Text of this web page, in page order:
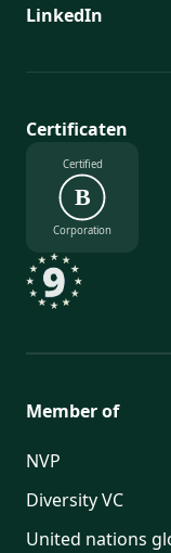
LinkedIn
Certificaten
Certified
B
Corporation
Member of
NVP
Diversity VC
United nations